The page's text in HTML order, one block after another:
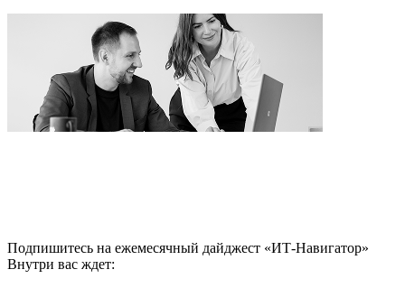
Подпишитесь на ежемесячный дайджест «ИТ-Навигатор»
Внутри вас ждет: